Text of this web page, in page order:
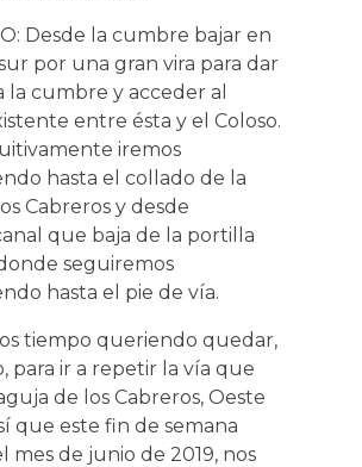
Desde la cumbre bajar en
por una gran vira para dar
la cumbre y acceder al
entre ésta y el Coloso.
iremos
hasta el collado de la
Cabreros y desde
que baja de la portilla
seguiremos
hasta el pie de vía.
tiempo queriendo quedar,
para ir a repetir la vía que
de los Cabreros, Oeste
que este fin de semana
mes de junio de 2019, nos